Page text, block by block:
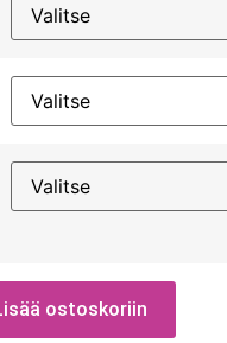
ostoskoriin